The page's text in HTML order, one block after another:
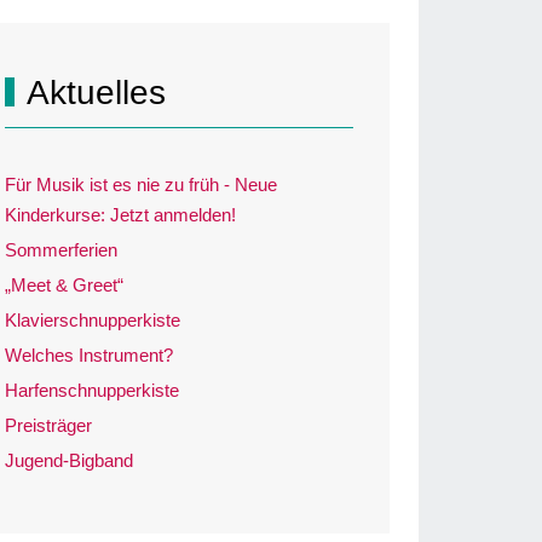
Aktuelles
Für Musik ist es nie zu früh - Neue
Kinderkurse: Jetzt anmelden!
Sommerferien
„Meet & Greet“
Klavierschnupperkiste
Welches Instrument?
Harfenschnupperkiste
Preisträger
Jugend-Bigband